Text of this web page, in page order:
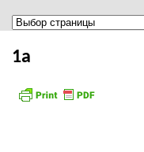
Меню
1а